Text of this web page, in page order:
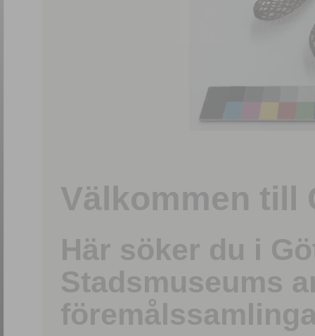
Välkommen till
Här söker du i
Stadsmuseums